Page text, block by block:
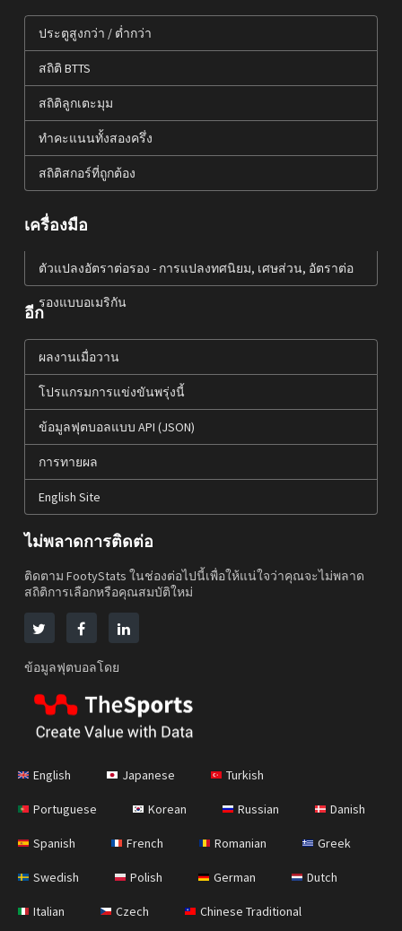
ประตูสูงกว่า / ต่ำกว่า
สถิติ BTTS
สถิติลูกเตะมุม
ทำคะแนนทั้งสองครึ่ง
สถิติสกอร์ที่ถูกต้อง
เครื่องมือ
ตัวแปลงอัตราต่อรอง - การแปลงทศนิยม, เศษส่วน, อัตราต่อ
รองแบบอเมริกัน
อีก
ผลงานเมื่อวาน
โปรแกรมการแข่งขันพรุ่งนี้
ข้อมูลฟุตบอลแบบ API (JSON)
การทายผล
English Site
ไม่พลาดการติดต่อ
ติดตาม FootyStats ในช่องต่อไปนี้เพื่อให้แน่ใจว่าคุณจะไม่พลาด
สถิติการเลือกหรือคุณสมบัติใหม่
ข้อมูลฟุตบอลโดย
English Japanese Turkish
Portuguese Korean Russian Danish
Spanish French Romanian Greek
Swedish Polish German Dutch
Italian Czech Chinese Traditional